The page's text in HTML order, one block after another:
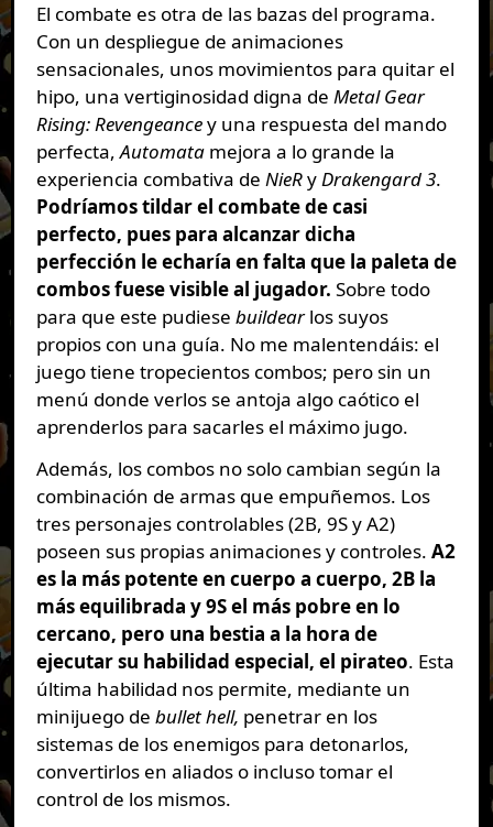
El combate es otra de las bazas del programa.
Con un despliegue de animaciones
sensacionales, unos movimientos para quitar el
hipo, una vertiginosidad digna de Metal Gear
Rising: Revengeancey una respuesta del mando
perfecta,Automatamejora a lo grande la
experiencia combativa de NieRyDrakengard3.
Podríamos tildar el combate de casi
perfecto, pues para alcanzar dicha
perfección le echaría en falta que la paleta de
combos fuese visible al jugador. Sobre todo
para que este pudiese buildearlos suyos
propios con una guía. No me malentendáis: el
juego tiene tropecientos combos; pero sin un
menú donde verlos se antoja algo caótico el
aprenderlos para sacarles el máximo jugo.
Además, los combos no solo cambian según la
combinación de armas que empuñemos. Los
tres personajes controlables (2B, 9S y A2)
poseen sus propias animaciones y controles. A2
es la más potente en cuerpo a cuerpo, 2B la
más equilibrada y 9S el más pobre en lo
cercano, pero una bestia a la hora de
ejecutar su habilidad especial, el pirateo. Esta
última habilidad nos permite, mediante un
minijuego de bullet hell, penetrar en los
sistemas de los enemigos para detonarlos,
convertirlos en aliados o incluso tomar el
control de los mismos.